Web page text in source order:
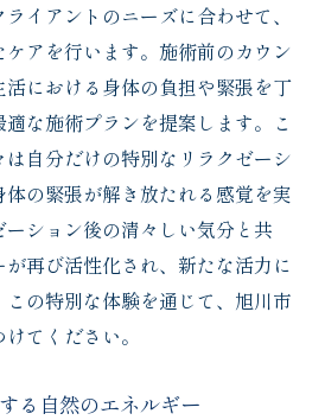
イアントのニーズに合わせて、
アを行います。施術前のカウン
における身体の負担や緊張を丁
な施術プランを提案します。こ
自分だけの特別なリラクゼーシ
体の緊張が解き放たれる感覚を実
ション後の清々しい気分と共
再び活性化され、新たな活力に
の特別な体験を通じて、旭川市
てください。
る自然のエネルギー